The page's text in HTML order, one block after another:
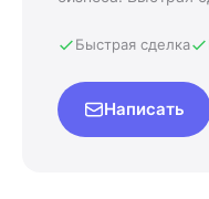
Быстрая сделка
Написать